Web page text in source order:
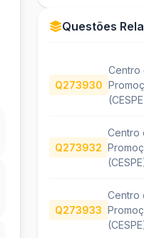
Questões
Q273930
Centro
Q273932
Centro
Q273933
Centro